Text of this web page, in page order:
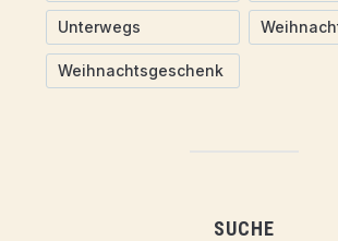
Unterwegs
Weihnachtsgeschenk
SUCHE